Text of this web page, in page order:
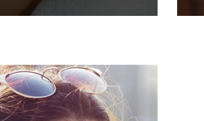
visibly brightens skin